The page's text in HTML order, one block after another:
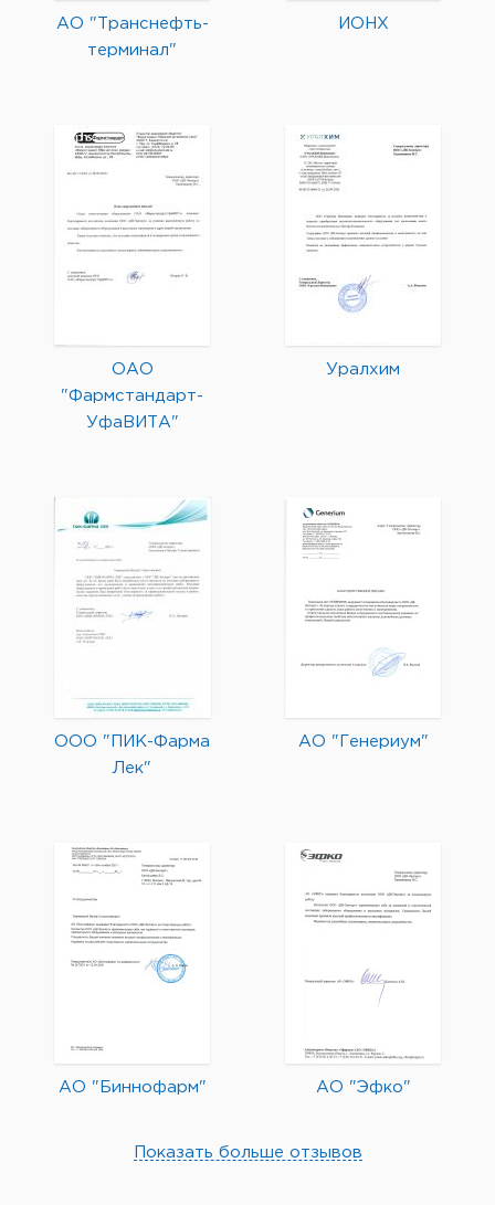
АО "Транснефть-
терминал"
ИОНХ
ОАО
"Фармстандарт-
УфаВИТА"
Уралхим
ООО "ПИК-Фарма
Лек"
АО "Генериум"
АО "Биннофарм" АО "Эфко"
Показать больше отзывов